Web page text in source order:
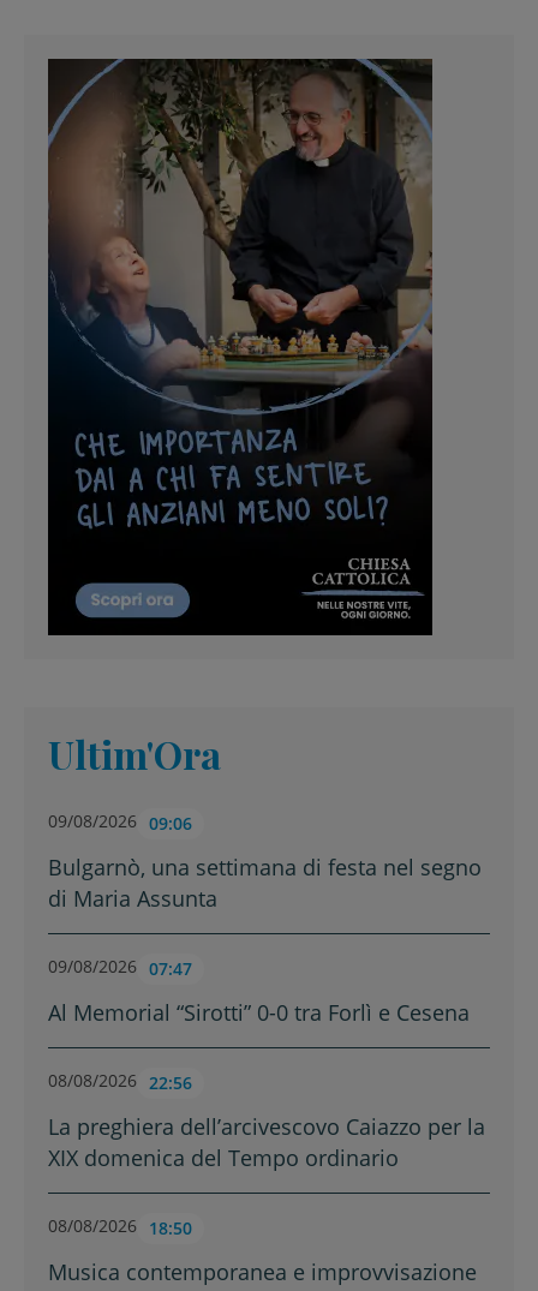
Ultim'Ora
09/08/2026 09:06
Bulgarnò, una settimana di festa nel segno
di Maria Assunta
09/08/2026 07:47
Al Memorial “Sirotti” 0-0 tra Forlì e Cesena
08/08/2026 22:56
La preghiera dell’arcivescovo Caiazzo per la
XIX domenica del Tempo ordinario
08/08/2026 18:50
Musica contemporanea e improvvisazione